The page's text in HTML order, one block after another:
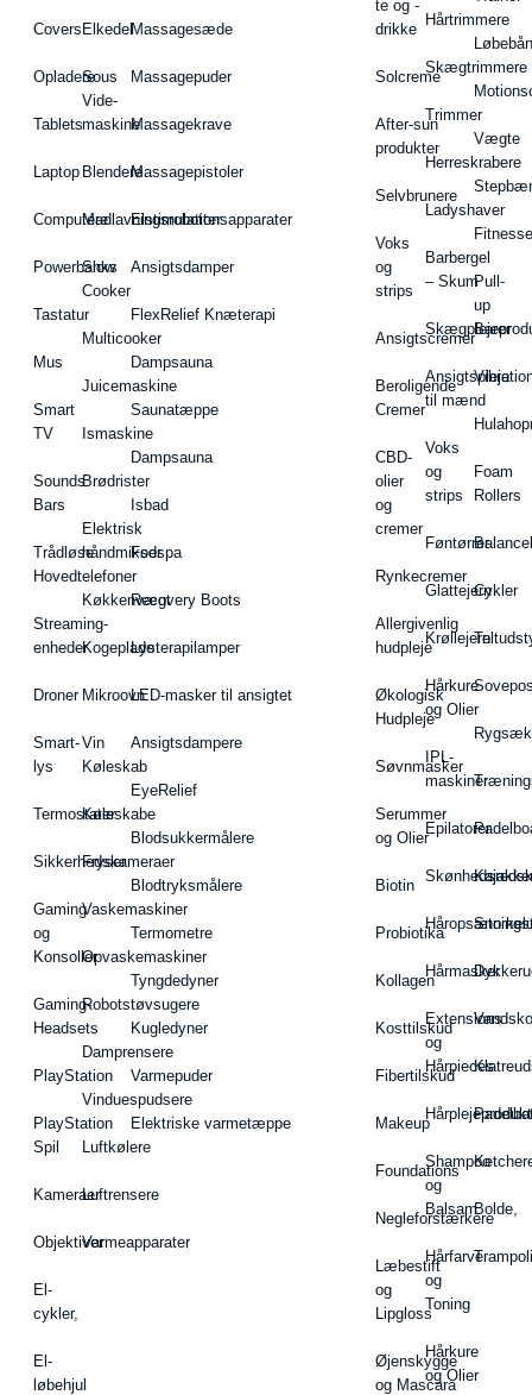
Covers
Opladere
Tablets
Laptop
Computere
Powerbanks
Tastatur
Mus
Smart
TV
Sounds
Bars
Trådløse
Hovedtelefoner
Streaming-
enheder
Droner
Smart-
lys
Termostater
Sikkerhedskameraer
Gaming
og
Konsoller
Gaming-
Headsets
PlayStation
PlayStation
Spil
Kameraer
Objektiver
El-
cykler,
El-
løbehjul
Elkedel
Sous
Vide-
maskine
Blendere
Madlavningsrobotter
Slow
Cooker
Multicooker
Juicemaskine
Ismaskine
Brødrister
Elektrisk
håndmikser
Køkkenvægt
Kogeplade
Mikroovn
Vin
Køleskab
Køleskabe
Fryser
Vaskemaskiner
Opvaskemaskiner
Robotstøvsugere
Damprensere
Vinduespudsere
Luftkølere
Luftrensere
Varmeapparater
Massagesæde
Massagepuder
Massagekrave
Massagepistoler
Elstimulationsapparater
Ansigtsdamper
FlexRelief Knæterapi
Dampsauna
Saunatæppe
Dampsauna
Isbad
Fodspa
Recovery Boots
Lysterapilamper
LED-masker til ansigtet
Ansigtsdampere
EyeRelief
Blodsukkermålere
Blodtryksmålere
Termometre
Tyngdedyner
Kugledyner
Varmepuder
Elektriske varmetæppe
te og -
drikke
Solcreme
After-sun
produkter
Selvbrunere
Voks
og
strips
Ansigtscremer
Beroligende
Cremer
CBD-
olier
og
cremer
Rynkecremer
Allergivenlig
hudpleje
Økologisk
Hudpleje
Søvnmasker
Serummer
og Olier
Biotin
Probiotika
Kollagen
Kosttilskud
Fibertilskud
Makeup
Foundations
Negleforstærkere
Læbestift
og
Lipgloss
Øjenskygge
og Mascara
Hårtrimmere
Skægtrimmere
Trimmer
Herreskrabere
Ladyshaver
Barbergel
– Skum
Ansigtspleje
til mænd
Voks
og
strips
Føntørrer
Glattejern
Krøllejern
Hårkure
og Olier
IPL-
maskiner
Epilatorer
Hårmasker
Extensions
og
Hårpieces
Shampoo
og
Balsam
Hårfarve
og
Toning
Hårkure
og Olier
Vægte
Pull-
up
Barer
Foam
Rollers
Cykler
Vandsko
Bolde,